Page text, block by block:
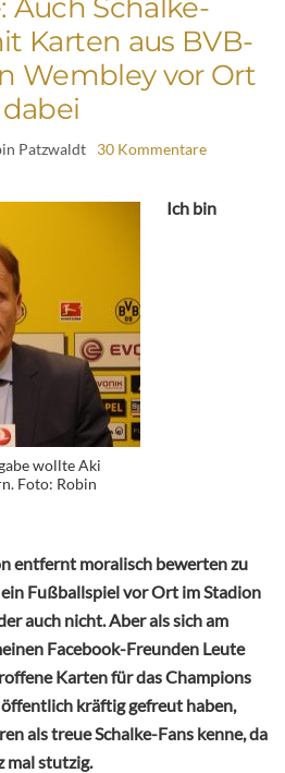
Auch Schalke-
Karten aus BVB-
Wembley vor Ort
dabei
Patzwaldt 30 Kommentare
wollte Aki
Foto: Robin
Ich bin
entfernt moralisch bewerten zu
Fußballspiel vor Ort im Stadion
auch nicht. Aber als sich am
Facebook-Freunden Leute
Karten für das Champions
kräftig gefreut haben,
als treue Schalke-Fans kenne, da
mal stutzig.